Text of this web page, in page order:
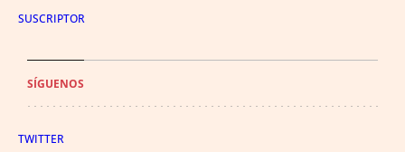
SUSCRIPTOR
SÍGUENOS
TWITTER